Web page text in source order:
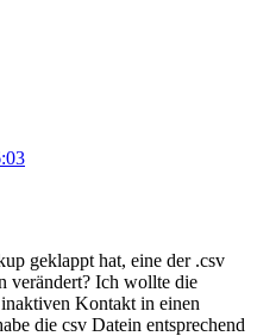
geklappt hat, eine der .csv
verändert? Ich wollte die
Kontakt in einen
die csv Datein entsprechend